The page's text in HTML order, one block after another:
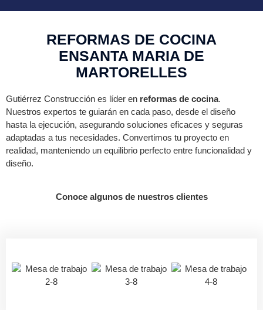
REFORMAS DE COCINA
ENSANTA MARIA DE
MARTORELLES
Gutiérrez Construcción es líder en reformas de cocina.
Nuestros expertos te guiarán en cada paso, desde el diseño
hasta la ejecución, asegurando soluciones eficaces y seguras
adaptadas a tus necesidades. Convertimos tu proyecto en
realidad, manteniendo un equilibrio perfecto entre funcionalidad y
diseño.
Conoce algunos de nuestros clientes